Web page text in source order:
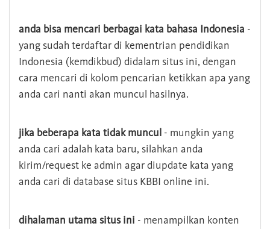
anda bisa mencari berbagai kata bahasa Indonesia -
yang sudah terdaftar di kementrian pendidikan
Indonesia (kemdikbud) didalam situs ini, dengan
cara mencari di kolom pencarian ketikkan apa yang
anda cari nanti akan muncul hasilnya.
jika beberapa kata tidak muncul - mungkin yang
anda cari adalah kata baru, silahkan anda
kirim/request ke admin agar diupdate kata yang
anda cari di database situs KBBI online ini.
dihalaman utama situs ini - menampilkan konten